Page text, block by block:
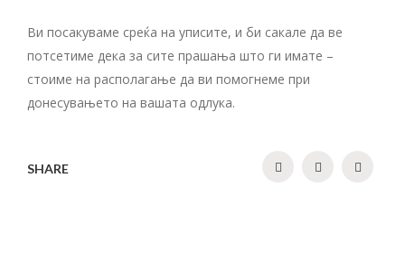
Ви посакуваме среќа на уписите, и би сакале да ве
потсетиме дека за сите прашања што ги имате –
стоиме на располагање да ви помогнеме при
донесувањето на вашата одлука.
SHARE